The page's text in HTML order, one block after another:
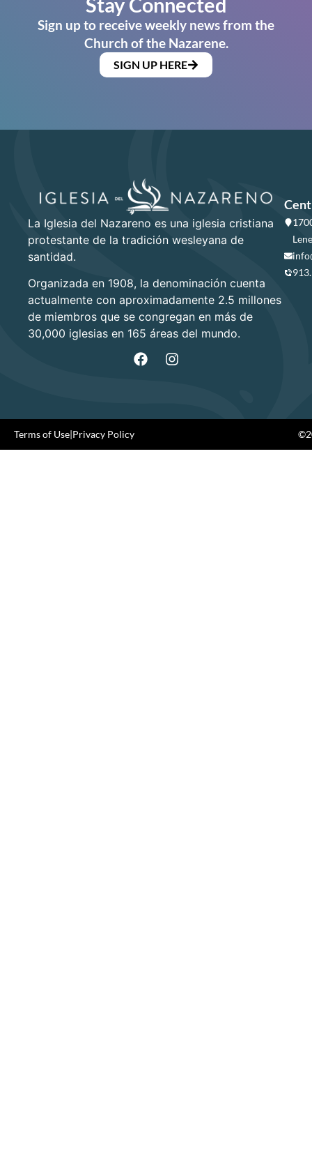
Sign up to receive weekly news from the
Church of the Nazarene.
SIGN UP HERE
La Iglesia del Nazareno es una iglesia cristiana
protestante de la tradición wesleyana de
santidad.
Organizada en 1908, la denominación cuenta
actualmente con aproximadamente 2.5 millones
de miembros que se congregan en más de
30,000 iglesias en 165 áreas del mundo.
Terms of Use|Privacy Policy